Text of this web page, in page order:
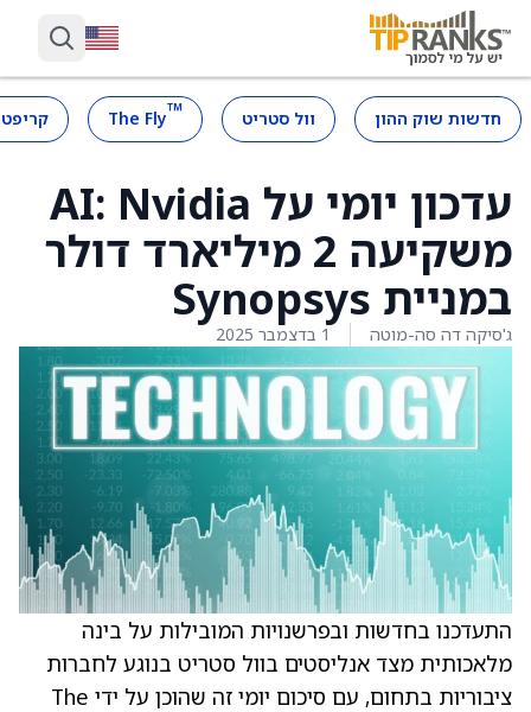
חדשות שוק ההון וול סטריט ™
The Fly
עדכון יומי על AI: Nvidia
משקיעה 2 מיליארד דולר
במניית Synopsys
ג'סיקה דה סה-מוטה 1 בדצמבר 2025
התעדכנו בחדשות ובפרשנויות המובילות על בינה
מלאכותית מצד אנליסטים בוול סטריט בנוגע לחברות
ציבוריות בתחום, עם סיכום יומי זה שהוכן על ידי The